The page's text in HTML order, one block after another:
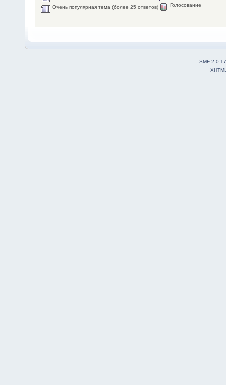
Очень популярная тема (более 25 ответов)
Голосование
SMF 2.0.17